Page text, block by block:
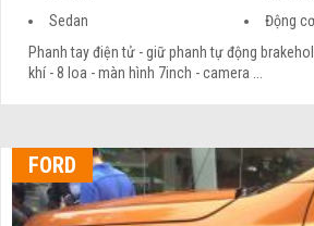
Sedan
Động
Phanh tay điện tử - giữ phanh tự động
khí - 8 loa - màn hình 7inch - camera ...
FORD